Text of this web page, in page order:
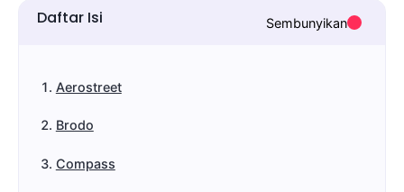
Daftar Isi Sembunyikan
Aerostreet
Brodo
Compass